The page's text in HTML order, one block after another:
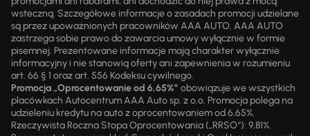
wsteczną. Szczegółowe informacje o zasadach promocji udzielane
są przez upoważnionych pracowników AAA AUTO. AAA AUTO
zastrzega sobie prawo do zawarcia umowy wyłącznie w formie
pisemnej. Prezentowane informacje mają charakter wyłącznie
informacyjny i nie stanowią oferty ani zapewnienia w rozumieniu
art. 66 § 1 oraz art. 556 Kodeksu cywilnego.
Promocja „Oprocentowanie od 6,65%” obowiązuje we wszystkich
placówkach Autocentrum AAA Auto sp. z o.o. Promocja polega na
udzieleniu kredytu na auto z oprocentowaniem od 6,65%.
Rzeczywista Roczna Stopa Oprocentowania („RRSO“): 9,81%.